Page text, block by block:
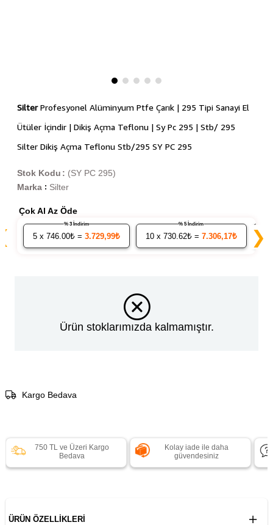
SilterProfesyonel Alüminyum Ptfe Çarık | 295 Tipi Sanayi El
Ütüler İçindir | Dikiş Açma Teflonu | Sy Pc 295 | Stb/ 295
Silter Dikiş Açma Teflonu Stb/295 SY PC 295
(SY PC 295)
Stok Kodu
Marka : Silter
Çok Al Az Öde
5x 746.00₺ = 3.729,99₺
% 3 İndirim
10x 730.62₺ = 7.306,17₺
% 5 İndirim
20
❯
Ürün stoklarımızda kalmamıştır.
Kargo Bedava
750 TL ve Üzeri Kargo
Bedava
Kolay iade ile daha
güvendesiniz
ÜRÜN ÖZELLIKLERI